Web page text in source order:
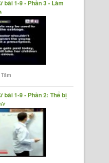
bài 1-9 - Phần 3 - Làm
bài 1-9 - Phần 2: Thể bị